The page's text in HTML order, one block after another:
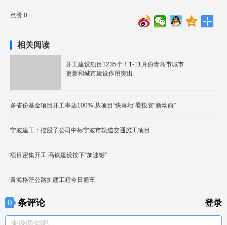
点赞 0
相关阅读
开工建设项目1235个！1-11月份青岛市城市
更新和城市建设作用突出
多省份基金项目开工率达100% 从项目“快落地”看投资“新动向”
宁波建工：控股子公司中标宁波市轨道交通施工项目
项目密集开工 高铁建设按下“加速键”
青海格茫公路扩建工程今日通车
0 条评论 登录
来说两句吧。。。